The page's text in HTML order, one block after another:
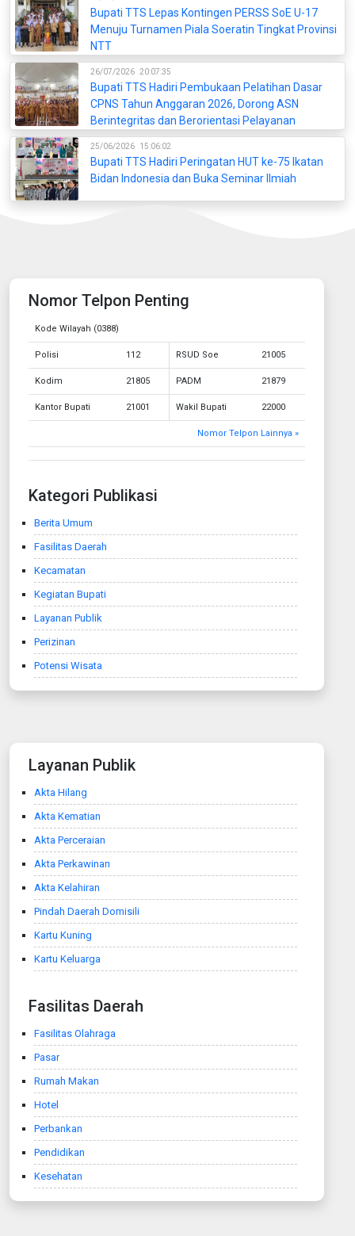
Bupati TTS Lepas Kontingen PERSS SoE U-17
Menuju Turnamen Piala Soeratin Tingkat Provinsi
NTT
26/07/2026 20:07:35
Bupati TTS Hadiri Pembukaan Pelatihan Dasar
CPNS Tahun Anggaran 2026, Dorong ASN
Berintegritas dan Berorientasi Pelayanan
25/06/2026 15:06:02
Bupati TTS Hadiri Peringatan HUT ke-75 Ikatan
Bidan Indonesia dan Buka Seminar Ilmiah
Nomor Telpon Penting
Kode Wilayah (0388)
Polisi 112 RSUD Soe 21005
Kodim 21805 PADM 21879
Kantor Bupati 21001 Wakil Bupati 22000
Nomor Telpon Lainnya »
Kategori Publikasi
Berita Umum
Fasilitas Daerah
Kecamatan
Kegiatan Bupati
Layanan Publik
Perizinan
Potensi Wisata
Layanan Publik
Akta Hilang
Akta Kematian
Akta Perceraian
Akta Perkawinan
Akta Kelahiran
Pindah Daerah Domisili
Kartu Kuning
Kartu Keluarga
Fasilitas Daerah
Fasilitas Olahraga
Pasar
Rumah Makan
Hotel
Perbankan
Pendidikan
Kesehatan